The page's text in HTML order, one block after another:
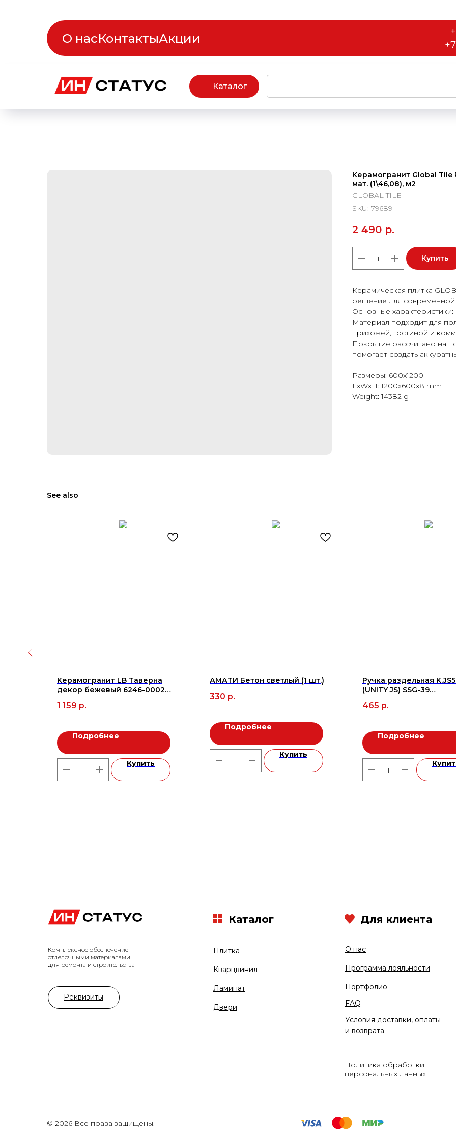
О насКонтактыАкции
Каталог
Kерамогранит Global Tile
мат. (1\46,08), м2
GLOBAL TILE
SKU: 79689
2 490 р.
Купить
Керамическая плитка
решение для современной
Основные
Материал подходит для
прихожей, гостиной и
Покрытие рассчитано на
помогает создать
Размеры: 600x1200
LxWxH: 1200x600x8 mm
Weight: 14382 g
See also
Kерамогранит LB Таверна
декор бежевый 6246-0002
1 159 р.
Подробнее
Купить
АМАТИ Бетон светлый (1 шт.)
330 р.
Подробнее
Купить
Ручка раздельная
(UNITY JS) SSG-39
(AJAX)
465 р.
Подробнее
© 2026 Все права защищены.
Политика обработки
персональных данных
Комплексное обеспечение
отделочными материалами
для ремонта и строительства
Плитка
Кварцвинил
О нас
Ламинат
Программа лояльности
Двери
Портфолио
Условия доставки, оплаты
и возврата
FAQ
Каталог Для клиента
Реквизиты